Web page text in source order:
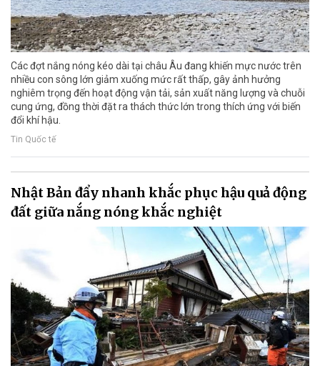
Các đợt nắng nóng kéo dài tại châu Âu đang khiến mực nước trên
nhiều con sông lớn giảm xuống mức rất thấp, gây ảnh hưởng
nghiêm trọng đến hoạt động vận tải, sản xuất năng lượng và chuỗi
cung ứng, đồng thời đặt ra thách thức lớn trong thích ứng với biến
đổi khí hậu.
Tin Quốc tế
Nhật Bản đẩy nhanh khắc phục hậu quả động
đất giữa nắng nóng khắc nghiệt